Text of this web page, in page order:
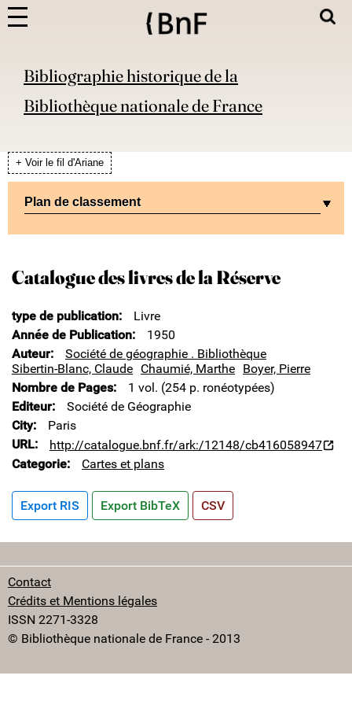
Bibliographie historique de la
Bibliothèque nationale de France
+ Voir le fil d'Ariane
Plan de classement
Catalogue des livres de la Réserve
type de publication
Livre
Année de Publication
1950
Auteur
Société de géographie . Bibliothèque
Sibertin-Blanc, Claude Chaumié, Marthe Boyer, Pierre
Nombre de Pages
1 vol. (254 p. ronéotypées)
Editeur
Société de Géographie
City
Paris
URL
http://catalogue.bnf.fr/ark:/12148/cb416058947
Categorie
Cartes et plans
Export RIS Export BibTeX CSV
Contact
Crédits et Mentions légales
ISSN 2271-3328
© Bibliothèque nationale de France - 2013